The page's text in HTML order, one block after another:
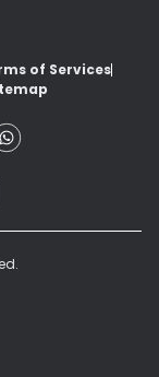
of Services